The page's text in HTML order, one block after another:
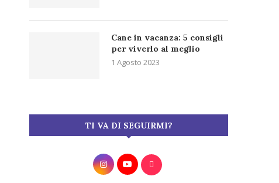
Cane in vacanza: 5 consigli
per viverlo al meglio
1 Agosto 2023
TI VA DI SEGUIRMI?